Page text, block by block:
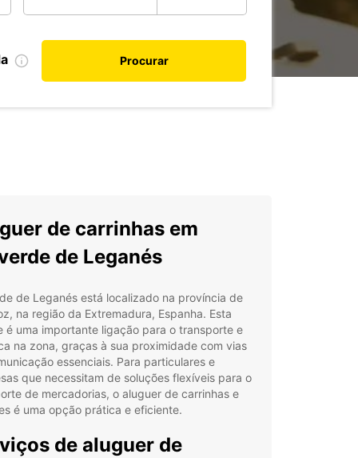
Procurar
de carrinhas em
de Leganés
de Leganés está localizado na província de
na região da Extremadura, Espanha. Esta
é uma importante ligação para o transporte e
na zona, graças à sua proximidade com vias
essenciais. Para particulares e
que necessitam de soluções flexíveis para o
de mercadorias, o aluguer de carrinhas e
é uma opção prática e eficiente.
de aluguer de